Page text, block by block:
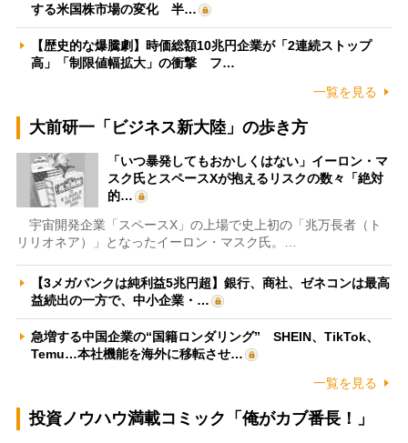
する米国株市場の変化 半…
【歴史的な爆騰劇】時価総額10兆円企業が「2連続ストップ
高」「制限値幅拡大」の衝撃 フ…
一覧を見る
大前研一「ビジネス新大陸」の歩き方
「いつ暴発してもおかしくはない」イーロン・マ
スク氏とスペースXが抱えるリスクの数々「絶対
的…
宇宙開発企業「スペースX」の上場で史上初の「兆万長者（ト
リリオネア）」となったイーロン・マスク氏。…
【3メガバンクは純利益5兆円超】銀行、商社、ゼネコンは最高
益続出の一方で、中小企業・…
急増する中国企業の“国籍ロンダリング” SHEIN、TikTok、
Temu…本社機能を海外に移転させ…
一覧を見る
投資ノウハウ満載コミック「俺がカブ番長！」